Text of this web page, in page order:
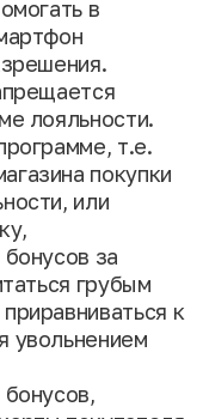
в
лояльности.
т.е.
покупки
или
за
грубым
к
увольнением